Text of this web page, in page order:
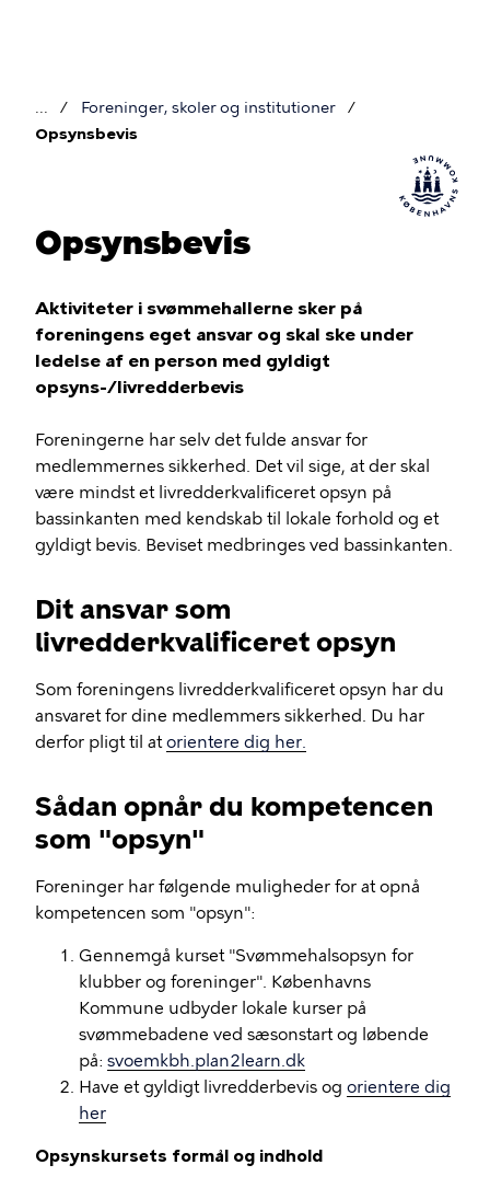
Brødkrumme
Foreninger, skoler og institutioner
Opsynsbevis
Opsynsbevis
Aktiviteter i svømmehallerne sker på
foreningens eget ansvar og skal ske under
ledelse af en person med gyldigt
opsyns-/livredderbevis
Foreningerne har selv det fulde ansvar for
medlemmernes sikkerhed. Det vil sige, at der skal
være mindst et livredderkvalificeret opsyn på
bassinkanten med kendskab til lokale forhold og et
gyldigt bevis. Beviset medbringes ved bassinkanten.
Dit ansvar som
livredderkvalificeret opsyn
Som foreningens livredderkvalificeret opsyn har du
ansvaret for dine medlemmers sikkerhed. Du har
derfor pligt til atorientere dig her.
Sådan opnår du kompetencen
som "opsyn"
Foreninger har følgende muligheder for at opnå
kompetencen som "opsyn":
Gennemgå kurset "Svømmehalsopsyn for
klubber og foreninger". Københavns
Kommune udbyder lokale kurser på
svømmebadene ved sæsonstart og løbende
på: svoemkbh.plan2learn.dk
Have et gyldigt livredderbevis og orientere dig
her
Opsynskursets formål og indhold